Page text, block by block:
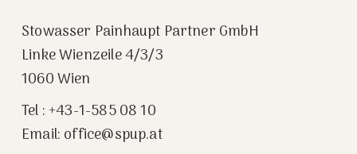
Stowasser Painhaupt Partner GmbH
Linke Wienzeile 4/3/3
1060 Wien
Tel : +43-1-585 08 10
Email: office@spup.at